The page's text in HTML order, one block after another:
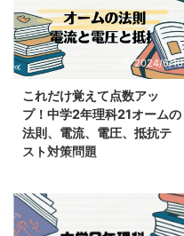
2024/6/10
これだけ覚えて点数アッ
プ！中学2年理科21オームの
法則、電流、電圧、抵抗テ
スト対策問題
す 電圧電流抵抗のポイント 前回
の記事はこちらこれだけ覚えて点
数アップ！中学2年理科20回路と